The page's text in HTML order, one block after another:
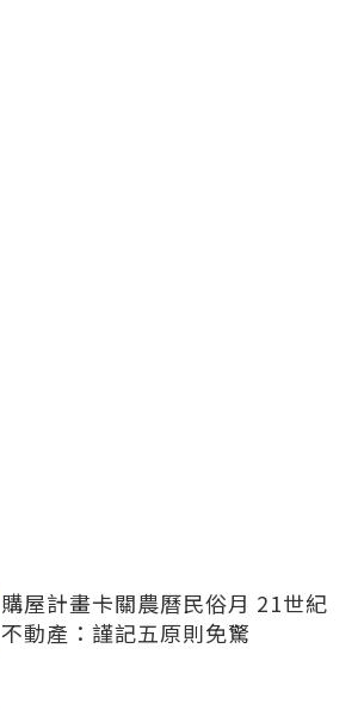
購屋計畫卡關農曆民俗月 21世紀
不動產：謹記五原則免驚